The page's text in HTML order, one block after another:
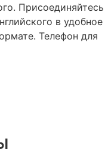
Присоединяйтесь
в удобное
Телефон для